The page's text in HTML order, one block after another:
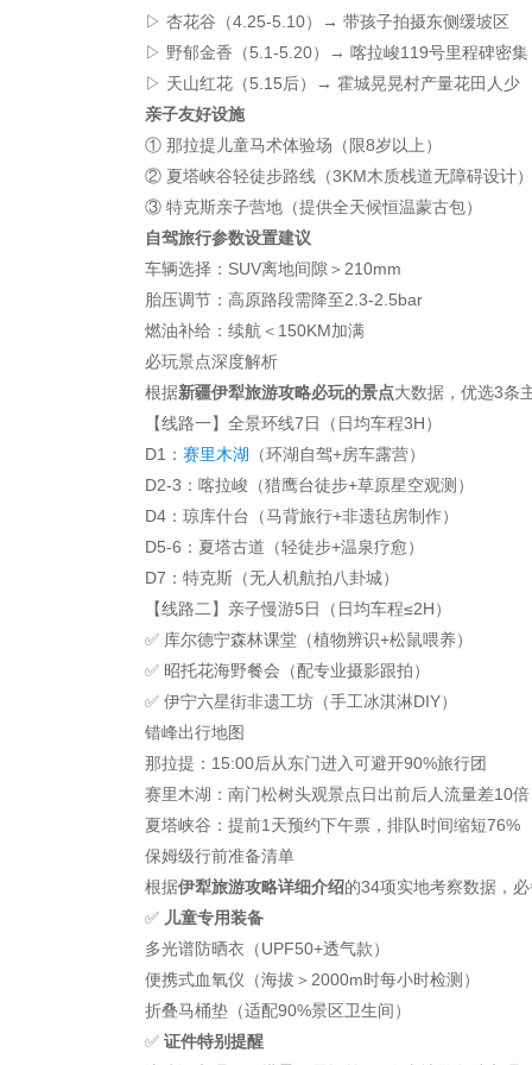
▷ 杏花谷（4.25-5.10）→ 带孩子拍摄东侧缓坡区
▷ 野郁金香（5.1-5.20）→ 喀拉峻119号里程碑密集
▷ 天山红花（5.15后）→ 霍城晃晃村产量花田人少
亲子友好设施
① 那拉提儿童马术体验场（限8岁以上）
② 夏塔峡谷轻徒步路线（3KM木质栈道无障碍设计）
③ 特克斯亲子营地（提供全天候恒温蒙古包）
自驾旅行参数设置建议
车辆选择：SUV离地间隙＞210mm
胎压调节：高原路段需降至2.3-2.5bar
燃油补给：续航＜150KM加满
必玩景点深度解析
根据新疆伊犁旅游攻略必玩的景点大数据，优选3条
【线路一】全景环线7日（日均车程3H）
D1： 赛里木湖 （环湖自驾+房车露营）
D2-3：喀拉峻（猎鹰台徒步+草原星空观测）
D4：琼库什台（马背旅行+非遗毡房制作）
D5-6：夏塔古道（轻徒步+温泉疗愈）
D7：特克斯（无人机航拍八卦城）
【线路二】亲子慢游5日（日均车程≤2H）
✅ 库尔德宁森林课堂（植物辨识+松鼠喂养）
✅ 昭托花海野餐会（配专业摄影跟拍）
✅ 伊宁六星街非遗工坊（手工冰淇淋DIY）
错峰出行地图
那拉提：15:00后从东门进入可避开90%旅行团
赛里木湖：南门松树头观景点日出前后人流量差10倍
夏塔峡谷：提前1天预约下午票，排队时间缩短76%
保姆级行前准备清单
根据伊犁旅游攻略详细介绍的34项实地考察数据，必
✅ 儿童专用装备
多光谱防晒衣（UPF50+透气款）
便携式血氧仪（海拔＞2000m时每小时检测）
折叠马桶垫（适配90%景区卫生间）
✅ 证件特别提醒